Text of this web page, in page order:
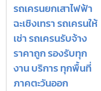
รถเครนยกเสาไฟฟ้า
ฉะเชิงเทรา รถเครนให้
เช่า รถเครนรับจ้าง
ราคาถูก รองรับทุก
งาน บริการ ทุกพื้นที่
ภาคตะวันออก